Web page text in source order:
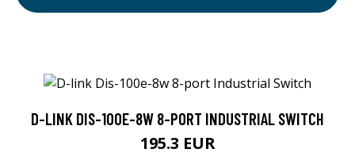
D-LINK DIS-100E-8W 8-PORT INDUSTRIAL SWITCH
195.3 EUR